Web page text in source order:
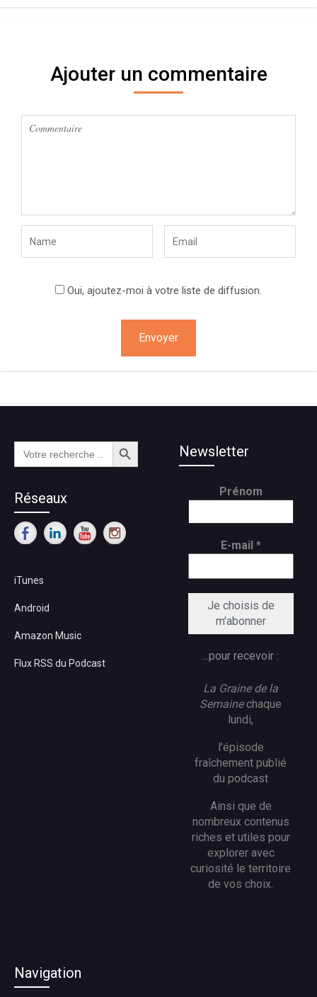
Ajouter un commentaire
Oui, ajoutez-moi à votre liste de diffusion.
Search
for:
Search Button
Réseaux
iTunes
Android
Amazon Music
Flux RSS du Podcast
Newsletter
Prénom
E-mail *
...pour recevoir :
La Graine de la
Semainechaque
lundi,
l'épisode
fraîchement publié
du podcast
Ainsi que de
nombreux contenus
riches et utiles pour
explorer avec
curiosité le territoire
de vos choix.
Navigation